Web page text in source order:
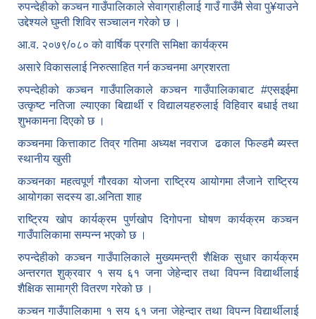
रुपन्देहीको कञ्चन गाउँपालिकाले सेवाग्राहीलाई गाउँ गाउँमै सेवा पु¥याउने
उद्देश्यले घुम्ती शिविर सञ्चालन गरेको छ ।
आ.व. २०७९/०८० को वार्षिक प्रगति समिक्षा कार्यक्रम
असारे विकासलाई निरुत्साहित गर्न कञ्चनमा अग्रशरता
रुपन्देहीको कञ्चन गाउँपालिकाले कञ्चन गाउँपालिकाबाट #एसइईमा
उत्कृष्ट नतिजा ल्याएका बिद्यार्थी र विद्यालयहरुलाई विहिवार बधाई तथा
शुभकामना दिएको छ ।
कञ्चनमा कित्ताकाट तिव्र गतिमा अध्यक्ष नवराज ढकाल फिल्डमै ब्यस्त
स्थानीय खुसी
कञ्चनका महत्वपूर्ण गौरवका योजना राष्ट्रिय आयोगमा लैजाने राष्ट्रिय
आयोगका सदस्य डा.अनिता शाह
राष्ट्रिय खोप कार्यक्रम पुर्णखोप दिगोपना घोषण कार्यक्रम कञ्‍चन
गाउँपालिकामा सम्पन्न भएको छ ।
रुपन्देहीको कञ्चन गाउँपालिकाले मुख्यमन्त्री शैक्षिक सुधार कार्यक्रम
अन्तरगत शुक्रवार १ सय ६१ जना जेहेन्दार तथा विपन्न विद्यार्थीलाई
शैक्षिक सामाग्री वितरण गरेको छ ।
कञ्चन गाउँपालिकामा १ सय ६१ जना जेहेन्दार तथा विपन्न विद्यार्थीलाई